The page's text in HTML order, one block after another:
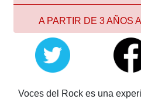
A PARTIR DE 3 AÑOS
Voces del Rock es una